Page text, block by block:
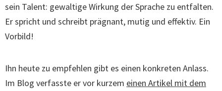
sein Talent: gewaltige Wirkung der Sprache zu entfalten.
Er spricht und schreibt prägnant, mutig und effektiv. Ein
Vorbild!
Ihn heute zu empfehlen gibt es einen konkreten Anlass.
Im Blog verfasste er vor kurzem einen Artikel mit dem